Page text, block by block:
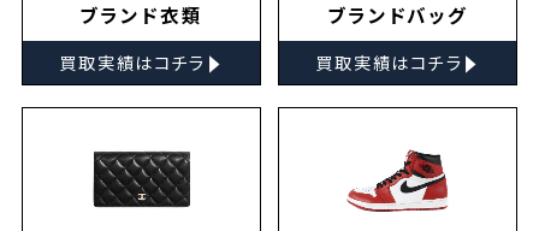
ブランド衣類
買取実績はコチラ ▸
ブランドバッグ
買取実績はコチラ ▸